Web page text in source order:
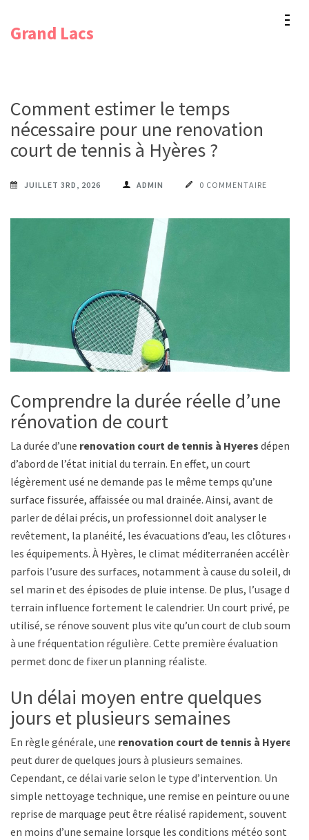
Grand Lacs
Comment estimer le temps
nécessaire pour une renovation
court de tennis à Hyères ?
JUILLET 3RD, 2026 ADMIN 0 COMMENTAIRE
Comprendre la durée réelle d’une
rénovation de court
La durée d’une renovation court de tennis à Hyeres dépend
d’abord de l’état initial du terrain. En effet, un court
légèrement usé ne demande pas le même temps qu’une
surface fissurée, affaissée ou mal drainée. Ainsi, avant de
parler de délai précis, un professionnel doit analyser le
revêtement, la planéité, les évacuations d’eau, les clôtures et
les équipements. À Hyères, le climat méditerranéen accélère
parfois l’usure des surfaces, notamment à cause du soleil, du
sel marin et des épisodes de pluie intense. De plus, l’usage du
terrain influence fortement le calendrier. Un court privé, peu
utilisé, se rénove souvent plus vite qu’un court de club soumis
à une fréquentation régulière. Cette première évaluation
permet donc de fixer un planning réaliste.
Un délai moyen entre quelques
jours et plusieurs semaines
En règle générale, une renovation court de tennis à Hyeres
peut durer de quelques jours à plusieurs semaines.
Cependant, ce délai varie selon le type d’intervention. Un
simple nettoyage technique, une remise en peinture ou une
reprise de marquage peut être réalisé rapidement, souvent
en moins d’une semaine lorsque les conditions météo sont